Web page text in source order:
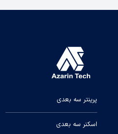
پرینتر سه بعدی
اسکنر سه بعدی